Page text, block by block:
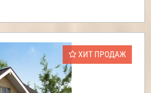
ХИТ ПРОДАЖ